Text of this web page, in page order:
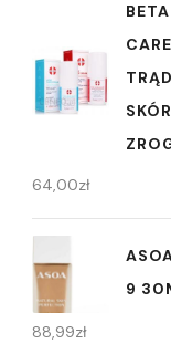
64,00zł
9
88,99zł